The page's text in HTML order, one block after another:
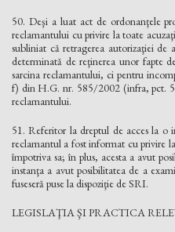
50. Deşi a luat act de ordonanţele
reclamantului cu privire la toate
subliniat că retragerea autorizaţiei de
determinată de reţinerea unor fapte
sarcina reclamantului, ci pentru
f) din H.G. nr. 585/2002 (infra, pct.
reclamantului.
51. Referitor la dreptul de acces la o
reclamantul a fost informat cu privire
împotriva sa; în plus, acesta a avut
instanţa a avut posibilitatea de a
fuseseră puse la dispoziţie de SRI.
LEGISLAŢIA ŞI PRACTICA